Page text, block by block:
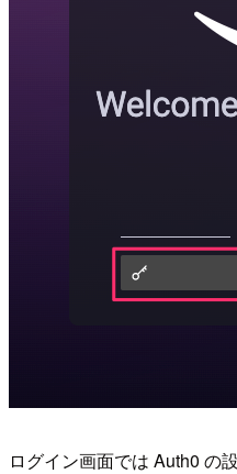
ログイン画面では Auth0 の